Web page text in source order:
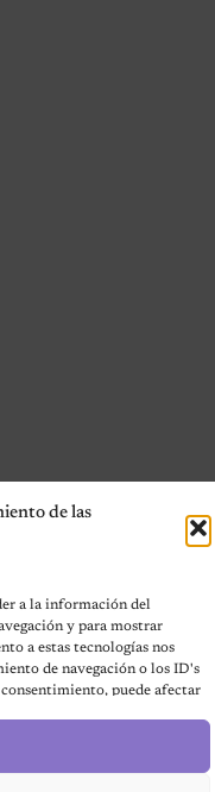
de las
a la información del
y para mostrar
a estas tecnologías nos
de navegación o los ID's
puede afectar